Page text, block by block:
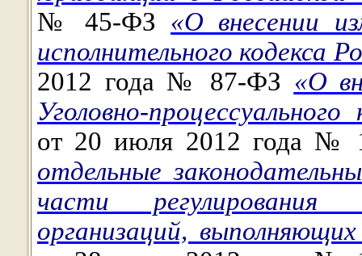
№ 45-ФЗ «О внесении
исполнительного кодекса
2012 года № 87-ФЗ «О
Уголовно-
от 20 июля 2012 года
отдельные
части регулирования
организаций,